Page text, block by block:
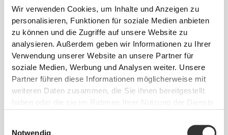
Wir verwenden Cookies, um Inhalte und Anzeigen zu
personalisieren, Funktionen für soziale Medien anbieten
zu können und die Zugriffe auf unsere Website zu
analysieren. Außerdem geben wir Informationen zu Ihrer
Verwendung unserer Website an unsere Partner für
soziale Medien, Werbung und Analysen weiter. Unsere
Partner führen diese Informationen möglicherweise mit
weiteren Daten zusammen, die Sie ihnen bereitgestellt
haben oder die sie im Rahmen Ihrer Nutzung der Dienste
Notwendig